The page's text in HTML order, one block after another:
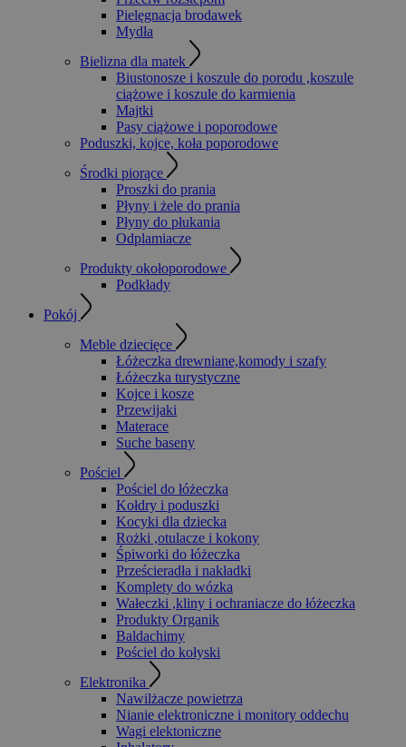
Pielęgnacja brodawek
Mydła
Bielizna dla matek
Biustonosze i koszule do porodu ,koszule
ciążowe i koszule do karmienia
Majtki
Pasy ciążowe i poporodowe
Poduszki, kojce, koła poporodowe
Środki piorące
Proszki do prania
Płyny i żele do prania
Płyny do płukania
Odplamiacze
Produkty okołoporodowe
Podkłady
Pokój
Meble dziecięce
Łóżeczka drewniane,komody i szafy
Łóżeczka turystyczne
Kojce i kosze
Przewijaki
Materace
Suche baseny
Pościel
Pościel do łóżeczka
Kołdry i poduszki
Kocyki dla dziecka
Rożki ,otulacze i kokony
Śpiworki do łóżeczka
Prześcieradła i nakładki
Komplety do wózka
Wałeczki ,kliny i ochraniacze do łóżeczka
Produkty Organik
Baldachimy
Pościel do kołyski
Elektronika
Nawilżacze powietrza
Nianie elektroniczne i monitory oddechu
Wagi elektoniczne